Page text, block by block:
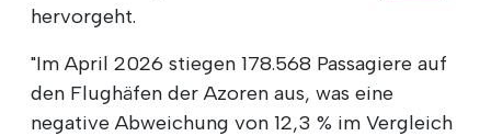
hervorgeht.
"Im April 2026 stiegen 178.568 Passagiere auf
den Flughäfen der Azoren aus, was eine
negative Abweichung von 12,3 % im Vergleich